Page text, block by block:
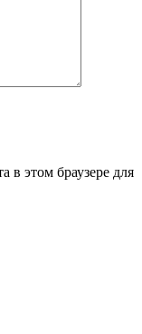
в этом браузере для